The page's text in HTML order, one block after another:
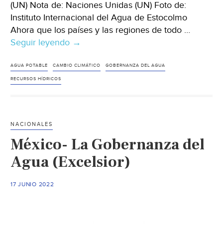
(UN) Nota de: Naciones Unidas (UN) Foto de:
Instituto Internacional del Agua de Estocolmo
Ahora que los países y las regiones de todo …
Seguir leyendo Mundo
Promover
gobernanza
agua
→
AGUA POTABLE CAMBIO CLIMÁTICO GOBERNANZA DEL AGUA
RECURSOS HÍDRICOS
NACIONALES
México- La Gobernanza del
Agua (Excelsior)
17 JUNIO 2022